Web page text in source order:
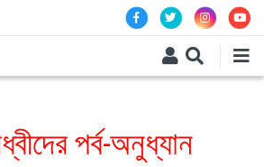
পর্ব-অনুধ্যান